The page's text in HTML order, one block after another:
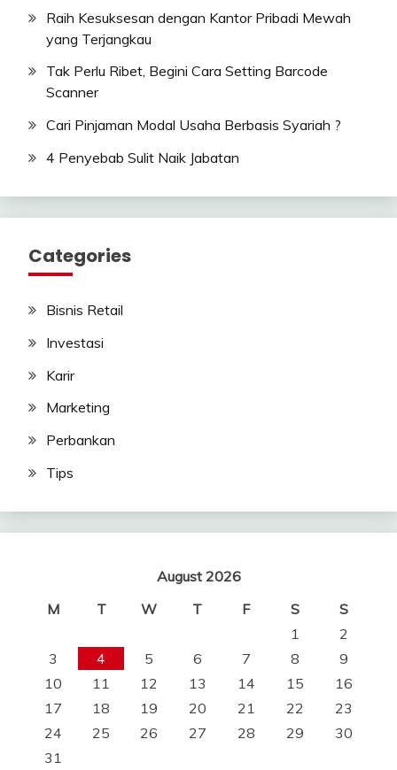
Raih Kesuksesan dengan Kantor Pribadi Mewah
yang Terjangkau
Tak Perlu Ribet, Begini Cara Setting Barcode
Scanner
Cari Pinjaman Modal Usaha Berbasis Syariah ?
4 Penyebab Sulit Naik Jabatan
Categories
Bisnis Retail
Investasi
Karir
Marketing
Perbankan
Tips
August 2026
M
T W T F S
S
1
2
3
4 5 6 7 8
9
10
11 12 13 14 15
16
17
18 19 20 21 22
23
24
25 26 27 28 29
30
31